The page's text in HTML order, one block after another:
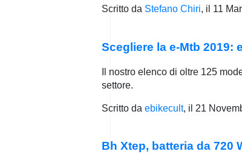
Scritto da Stefano Chiri, il 11
Scegliere la e-Mtb 2019:
Il nostro elenco di oltre 125
settore.
Scritto da ebikecult, il 21
Bh Xtep, batteria da 720